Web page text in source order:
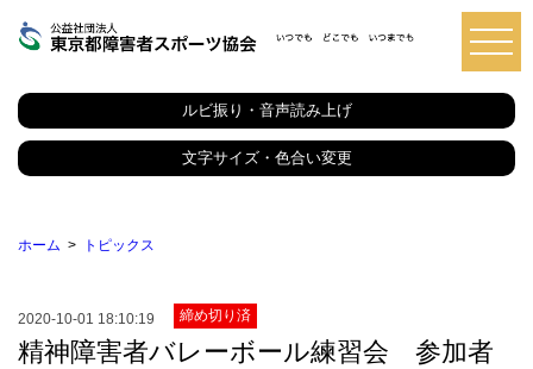
都
障
害
者
ス
協
ルビ振り・音声読み上げ
文字サイズ・色合い変更
ホーム トピックス
2020-10-01 18:10:19 締め切り済
精神障害者バレーボール練習会 参加者